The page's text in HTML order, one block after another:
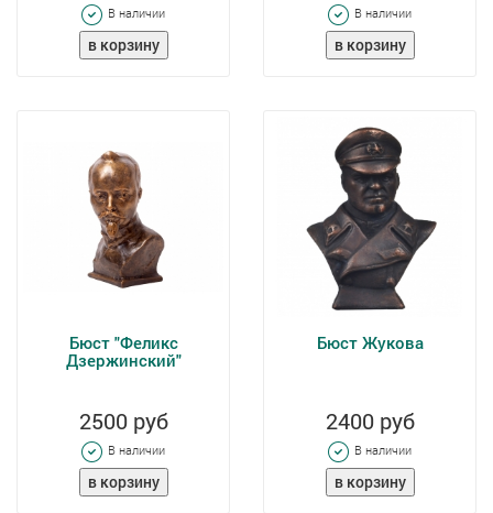
В наличии В наличии
Бюст "Феликс
Дзержинский"
2500 руб
В наличии
Бюст Жукова
2400 руб
В наличии